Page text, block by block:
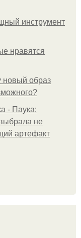
инструмент
нравятся
новый образ
- Паука:
не
артефакт